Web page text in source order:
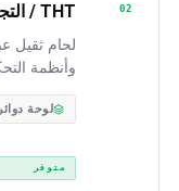
02 THT / التجميع المختلط
لحام ثقيل
وأنظمة
لوحة
متوفر